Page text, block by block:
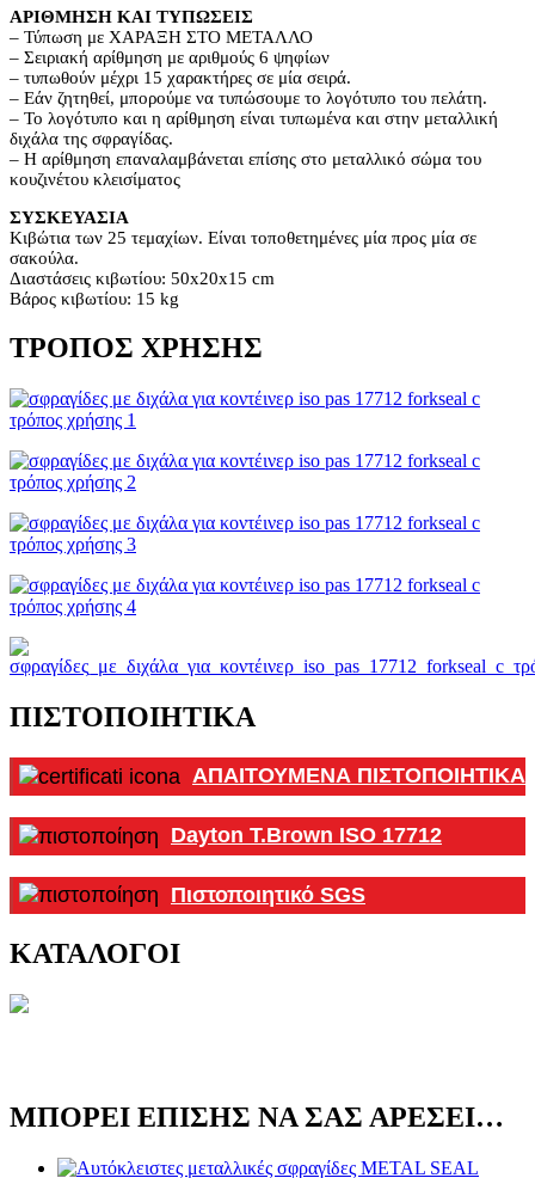
ΑΡΙΘΜΗΣΗ ΚΑΙ ΤΥΠΩΣΕΙΣ
– Τύπωση με ΧΑΡΑΞΗ ΣΤΟ ΜΕΤΑΛΛΟ
– Σειριακή αρίθμηση με αριθμούς 6 ψηφίων
– τυπωθούν μέχρι 15 χαρακτήρες σε μία σειρά.
– Εάν ζητηθεί, μπορούμε να τυπώσουμε το λογότυπο του πελάτη.
– Το λογότυπο και η αρίθμηση είναι τυπωμένα και στην μεταλλική
διχάλα της σφραγίδας.
– Η αρίθμηση επαναλαμβάνεται επίσης στο μεταλλικό σώμα του
κουζινέτου κλεισίματος
ΣΥΣΚΕΥΑΣΙΑ
Κιβώτια των 25 τεμαχίων. Είναι τοποθετημένες μία προς μία σε
σακούλα.
Διαστάσεις κιβωτίου: 50x20x15 cm
Βάρος κιβωτίου: 15 kg
ΤΡΌΠΟΣ ΧΡΉΣΗΣ
ΠΙΣΤΟΠΟΙΗΤΙΚΆ
ΑΠΑΙΤΟΥΜΕΝΑ ΠΙΣΤΟΠΟΙΗΤΙΚΑ
Dayton T.Brown ISO 17712
Πιστοποιητικό SGS
ΚΑΤΑΛΟΓΟΙ
ΜΠΟΡΕΊ ΕΠΊΣΗΣ ΝΑ ΣΑΣ ΑΡΈΣΕΙ…